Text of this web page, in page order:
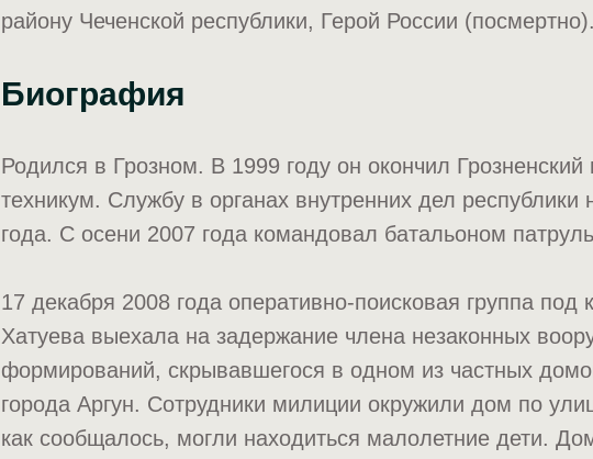
району Чеченской республики, Герой России (посмертно).
Биография
Родился в Грозном. В 1999 году он окончил Грозненский
техникум. Службу в органах внутренних дел
года. С осени 2007 года командовал батальоном
17 декабря 2008 года оперативно-поисковая группа
Хатуева выехала на задержание члена незаконных
формирований, скрывавшегося в одном из частных
города Аргун. Сотрудники милиции окружили дом по
как сообщалось, могли находиться малолетние дети.